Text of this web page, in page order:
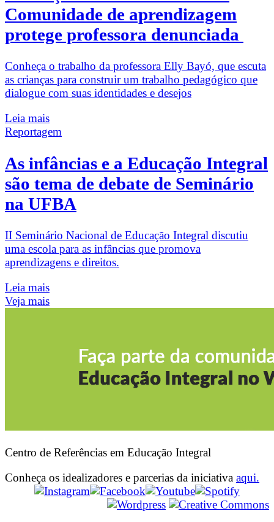
Comunidade de aprendizagem
protege professora denunciada
Conheça o trabalho da professora Elly Bayó, que escuta
as crianças para construir um trabalho pedagógico que
dialogue com suas identidades e desejos
Leia mais
Reportagem
As infâncias e a Educação Integral
são tema de debate de Seminário
na UFBA
II Seminário Nacional de Educação Integral discutiu
uma escola para as infâncias que promova
aprendizagens e direitos.
Leia mais
Veja mais
Centro de Referências em Educação Integral
Conheça os idealizadores e parcerias da iniciativa aqui.